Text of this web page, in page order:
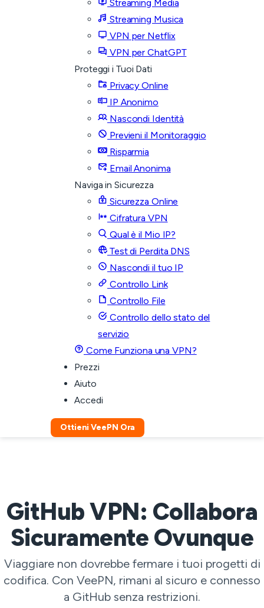
Streaming Media
Streaming Musica
VPN per Netflix
VPN per ChatGPT
Proteggi i Tuoi Dati
Privacy Online
IP Anonimo
Nascondi Identità
Previeni il Monitoraggio
Risparmia
Email Anonima
Naviga in Sicurezza
Sicurezza Online
Cifratura VPN
Qual è il Mio IP?
Test di Perdita DNS
Nascondi il tuo IP
Controllo Link
Controllo File
Controllo dello stato del
servizio
Come Funziona una VPN?
Prezzi
Aiuto
Accedi
Ottieni VeePN Ora
GitHub VPN: Collabora
Sicuramente Ovunque
Viaggiare non dovrebbe fermare i tuoi progetti di
codifica. Con VeePN, rimani al sicuro e connesso
a GitHub senza restrizioni.